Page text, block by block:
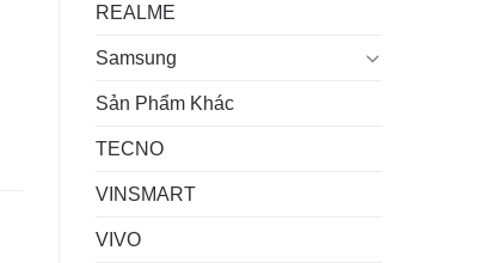
REALME
Samsung
Sản Phẩm Khác
TECNO
VINSMART
VIVO